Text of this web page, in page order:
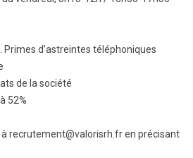
d’astreintes téléphoniques
de la société
52%
à recrutement@valorisrh.fr en précisant